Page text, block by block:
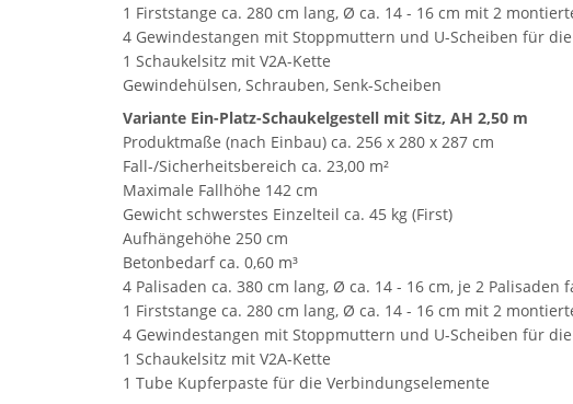
1 Firststange ca. 280 cm lang, Ø ca. 14 - 16 cm mit 2
4 Gewindestangen mit Stoppmuttern und U-Scheiben für
1 Schaukelsitz mit V2A-Kette
Gewindehülsen, Schrauben, Senk-Scheiben
Variante Ein-Platz-Schaukelgestell mit Sitz, AH 2,50 m
Produktmaße (nach Einbau) ca. 256 x 280 x 287 cm
Fall-/Sicherheitsbereich ca. 23,00 m²
Maximale Fallhöhe 142 cm
Gewicht schwerstes Einzelteil ca. 45 kg (First)
Aufhängehöhe 250 cm
Betonbedarf ca. 0,60 m³
4 Palisaden ca. 380 cm lang, Ø ca. 14 - 16 cm, je 2
1 Firststange ca. 280 cm lang, Ø ca. 14 - 16 cm mit 2
4 Gewindestangen mit Stoppmuttern und U-Scheiben für
1 Schaukelsitz mit V2A-Kette
1 Tube Kupferpaste für die Verbindungselemente